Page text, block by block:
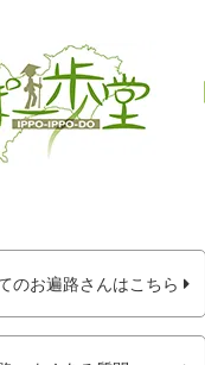
のお遍路さんはこちら